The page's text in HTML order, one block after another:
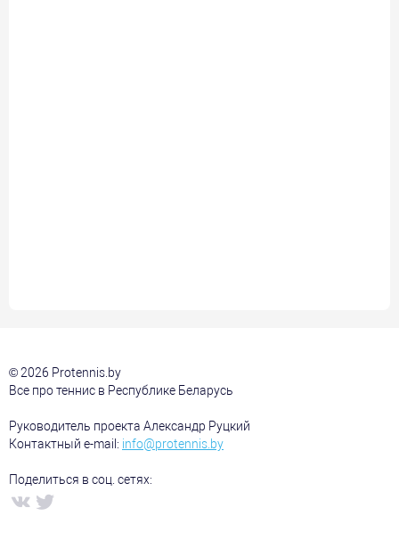
© 2026 Protennis.by
Все про теннис в Республике Беларусь
Руководитель проекта Александр Руцкий
Контактный e-mail: info@protennis.by
Поделиться в соц. сетях: